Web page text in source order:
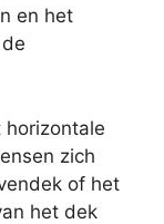
en het
horizontale
zich
of het
het dek